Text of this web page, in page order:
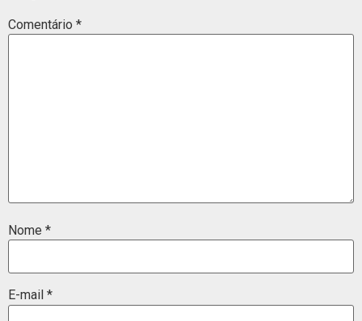
Comentário *
Nome *
E-mail *